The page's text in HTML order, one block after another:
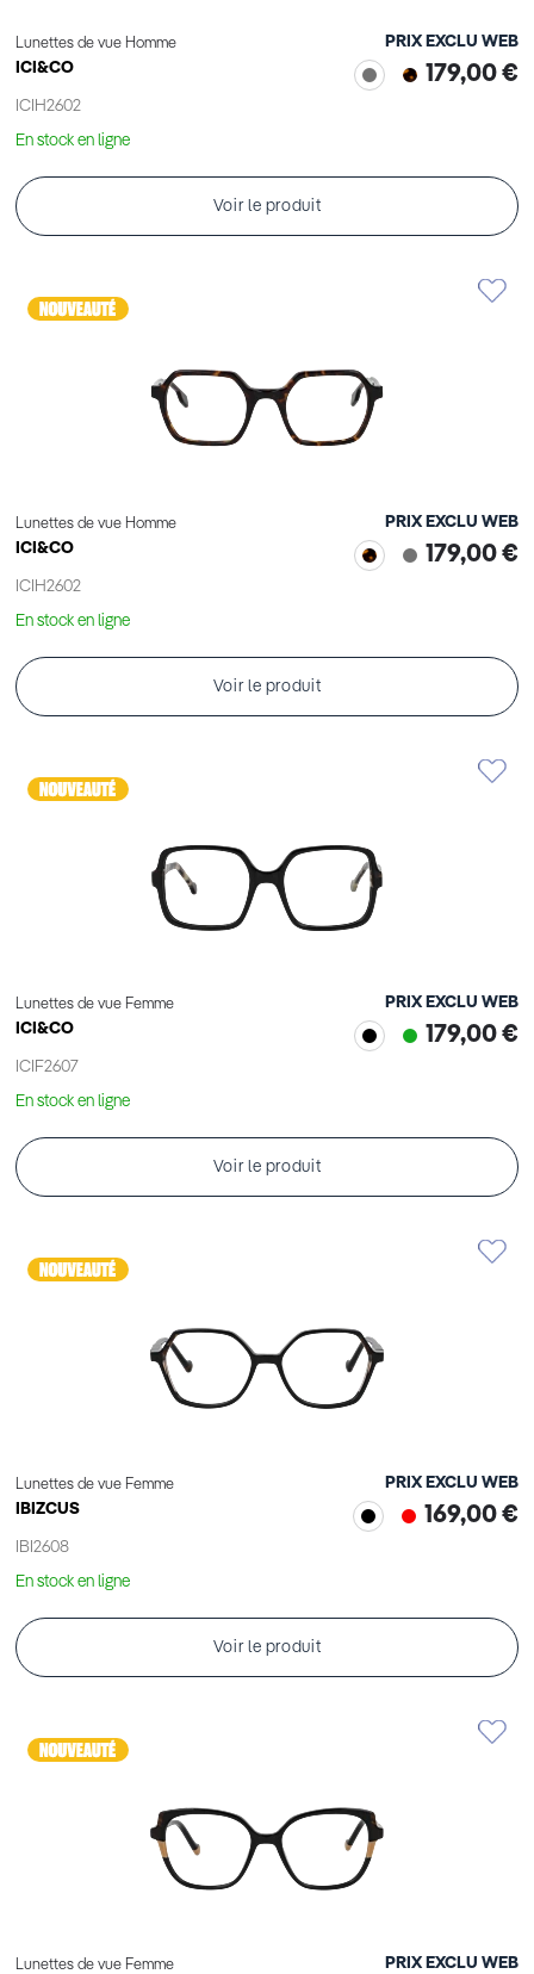
Lunettes de vue Homme
ICI&CO
ICIH2602
PRIX EXCLU WEB
179,00 €
En stock en ligne
Voir le produit
Lunettes de vue Homme
ICI&CO
ICIH2602
PRIX EXCLU WEB
179,00 €
En stock en ligne
Voir le produit
Lunettes de vue Femme
ICI&CO
ICIF2607
PRIX EXCLU WEB
179,00 €
En stock en ligne
Voir le produit
Lunettes de vue Femme
IBIZCUS
IBI2608
PRIX EXCLU WEB
169,00 €
En stock en ligne
Voir le produit
Lunettes de vue Femme PRIX EXCLU WEB